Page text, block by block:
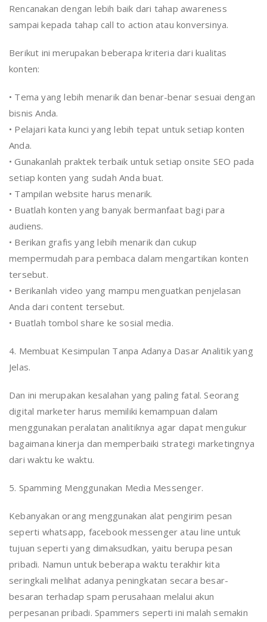
Rencanakan dengan lebih baik dari tahap awareness
sampai kepada tahap call to action atau konversinya.
Berikut ini merupakan beberapa kriteria dari kualitas
konten:
• Tema yang lebih menarik dan benar-benar sesuai dengan
bisnis Anda.
• Pelajari kata kunci yang lebih tepat untuk setiap konten
Anda.
• Gunakanlah praktek terbaik untuk setiap onsite SEO pada
setiap konten yang sudah Anda buat.
• Tampilan website harus menarik.
• Buatlah konten yang banyak bermanfaat bagi para
audiens.
• Berikan grafis yang lebih menarik dan cukup
mempermudah para pembaca dalam mengartikan konten
tersebut.
• Berikanlah video yang mampu menguatkan penjelasan
Anda dari content tersebut.
• Buatlah tombol share ke sosial media.
4. Membuat Kesimpulan Tanpa Adanya Dasar Analitik yang
Jelas.
Dan ini merupakan kesalahan yang paling fatal. Seorang
digital marketer harus memiliki kemampuan dalam
menggunakan peralatan analitiknya agar dapat mengukur
bagaimana kinerja dan memperbaiki strategi marketingnya
dari waktu ke waktu.
5. Spamming Menggunakan Media Messenger.
Kebanyakan orang menggunakan alat pengirim pesan
seperti whatsapp, facebook messenger atau line untuk
tujuan seperti yang dimaksudkan, yaitu berupa pesan
pribadi. Namun untuk beberapa waktu terakhir kita
seringkali melihat adanya peningkatan secara besar-
besaran terhadap spam perusahaan melalui akun
perpesanan pribadi. Spammers seperti ini malah semakin